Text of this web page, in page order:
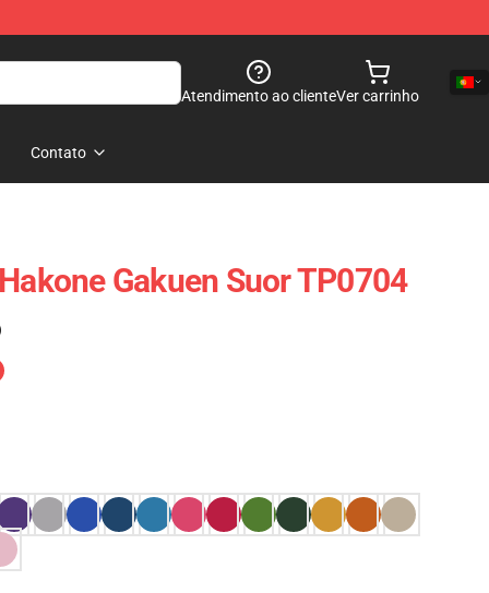
Atendimento ao clienteVer carrinho
Contato
Gakuen Suor TP0704